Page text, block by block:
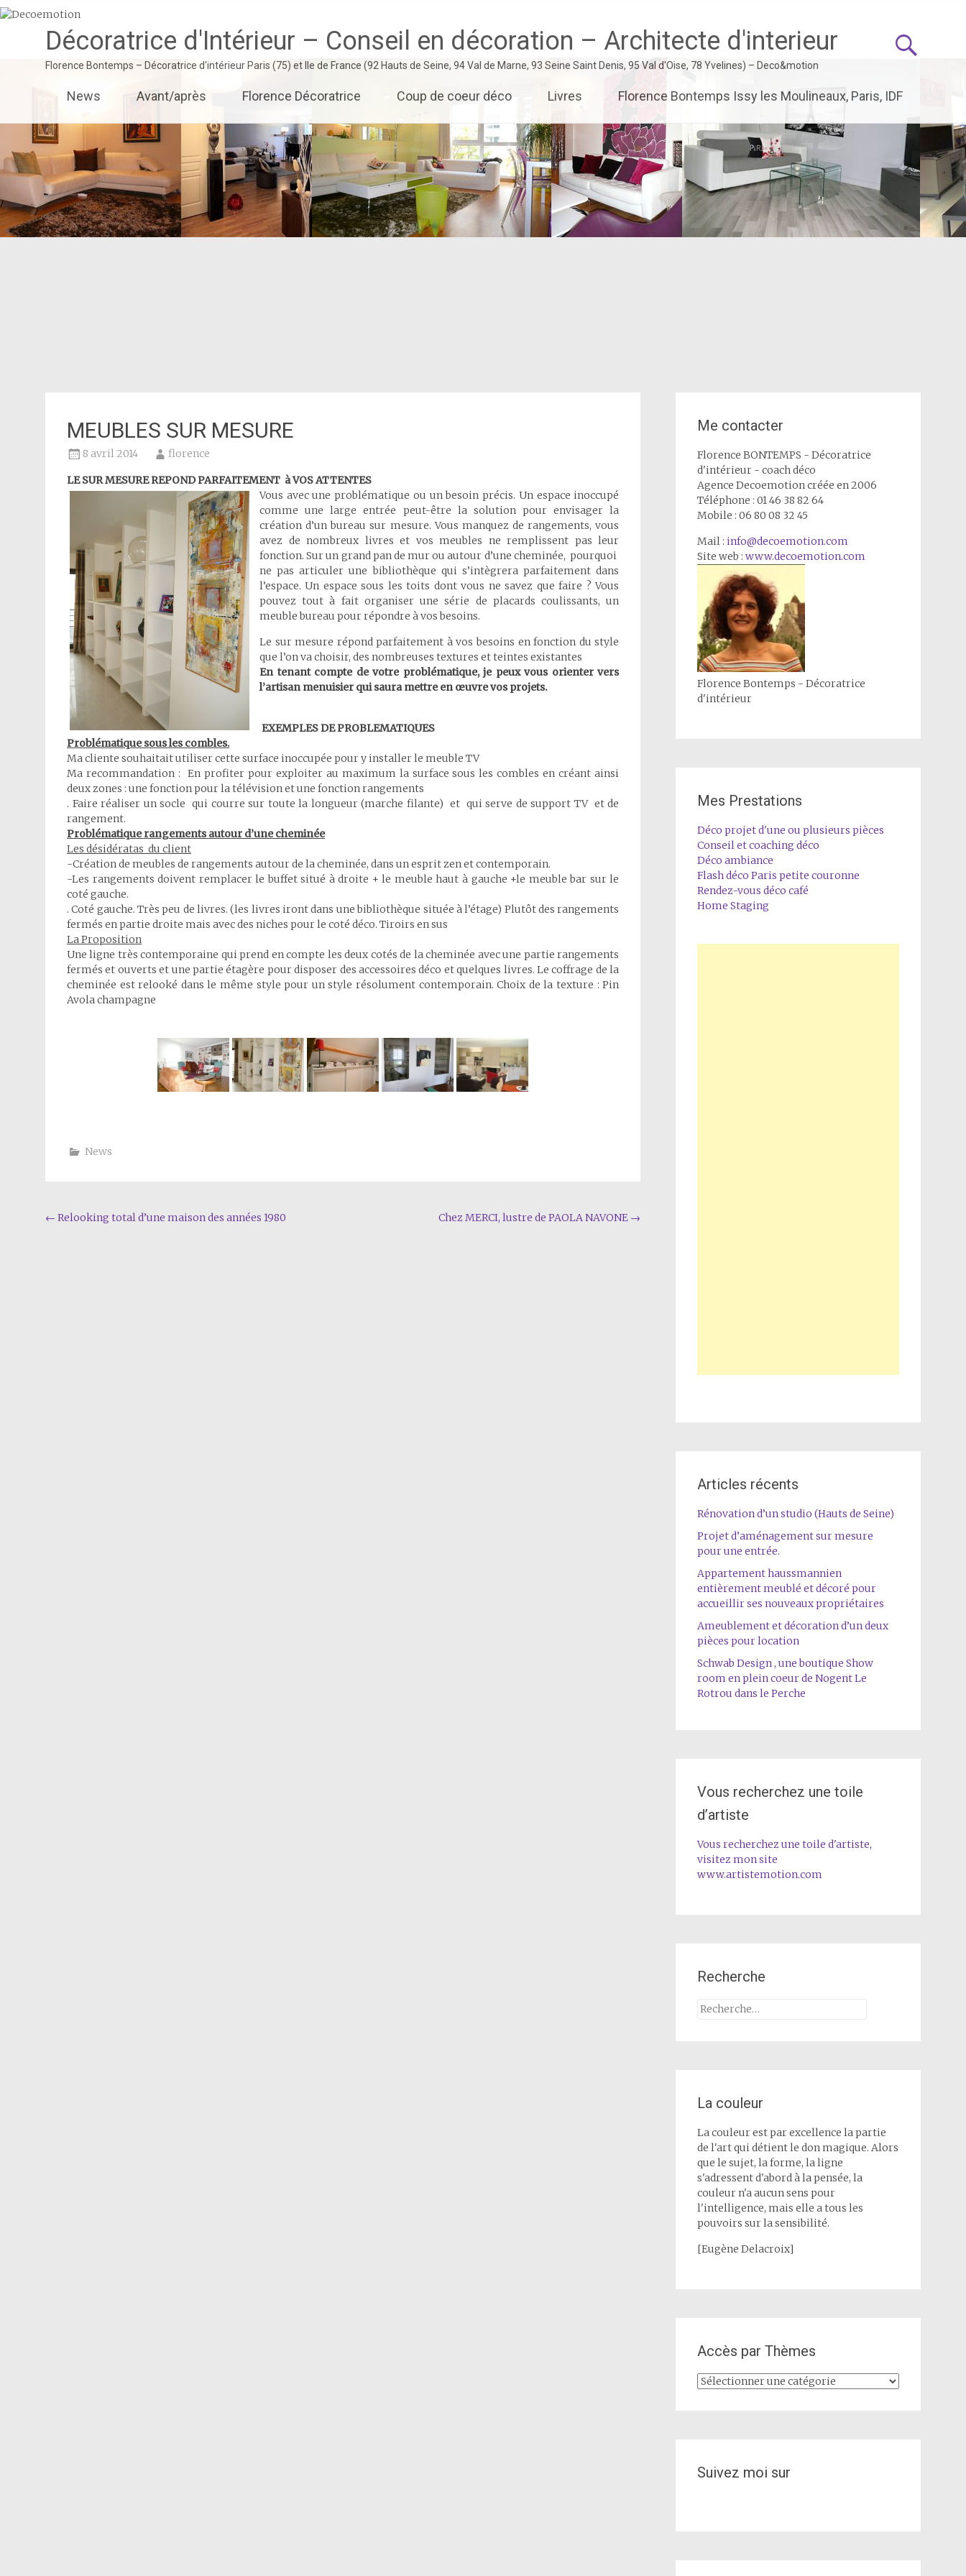
Décoratrice d'Intérieur – Conseil en décoration – Architecte d'interieur
Florence Bontemps – Décoratrice d'intérieur Paris (75) et Ile de France (92 Hauts de Seine, 94 Val de Marne, 93 Seine Saint Denis, 95 Val d'Oise, 78 Yvelines) – Deco&motion
au
principal
News Avant/après Florence Décoratrice Coup de coeur déco Livres Florence Bontemps Issy les Moulineaux, Paris, IDF
MEUBLES SUR MESURE
8 avril 2014 florence
LE SUR MESURE REPOND PARFAITEMENT à VOS ATTENTES
Vous avec une problématique ou un besoin précis. Un espace inoccupé
comme une large entrée peut-être la solution pour envisager la
création d’un bureau sur mesure. Vous manquez de rangements, vous
avez de nombreux livres et vos meubles ne remplissent pas leur
fonction. Sur un grand pan de mur ou autour d’une cheminée, pourquoi
ne pas articuler une bibliothèque qui s’intègrera parfaitement dans
l’espace. Un espace sous les toits dont vous ne savez que faire ? Vous
pouvez tout à fait organiser une série de placards coulissants, un
meuble bureau pour répondre à vos besoins.
Le sur mesure répond parfaitement à vos besoins en fonction du style
que l’on va choisir, des nombreuses textures et teintes existantes
En tenant compte de votre problématique, je peux vous orienter vers
l’artisan menuisier qui saura mettre en œuvre vos projets.
EXEMPLES DE PROBLEMATIQUES
Problématique sous les combles.
Ma cliente souhaitait utiliser cette surface inoccupée pour y installer le meuble TV
Ma recommandation : En profiter pour exploiter au maximum la surface sous les combles en créant ainsi
deux zones : une fonction pour la télévision et une fonction rangements
. Faire réaliser un socle qui courre sur toute la longueur (marche filante) et qui serve de support TV et de
rangement.
Problématique rangements autour d’une cheminée
Les désidératas du client
-Création de meubles de rangements autour de la cheminée, dans un esprit zen et contemporain.
-Les rangements doivent remplacer le buffet situé à droite + le meuble haut à gauche +le meuble bar sur le
coté gauche.
. Coté gauche. Très peu de livres. (les livres iront dans une bibliothèque située à l’étage) Plutôt des rangements
fermés en partie droite mais avec des niches pour le coté déco. Tiroirs en sus
La Proposition
Une ligne très contemporaine qui prend en compte les deux cotés de la cheminée avec une partie rangements
fermés et ouverts et une partie étagère pour disposer des accessoires déco et quelques livres. Le coffrage de la
cheminée est relooké dans le même style pour un style résolument contemporain. Choix de la texture : Pin
Avola champagne
News
Navigation
← Relooking total d’une maison des années 1980 Chez MERCI, lustre de PAOLA NAVONE →
Me contacter
Florence BONTEMPS - Décoratrice
d'intérieur - coach déco
Agence Decoemotion créée en 2006
Téléphone : 01 46 38 82 64
Mobile : 06 80 08 32 45
Mail : info@decoemotion.com
Site web : www.decoemotion.com
Florence Bontemps - Décoratrice
d'intérieur
Mes Prestations
Déco projet d'une ou plusieurs pièces
Conseil et coaching déco
Déco ambiance
Flash déco Paris petite couronne
Rendez-vous déco café
Home Staging
Articles récents
Rénovation d’un studio (Hauts de Seine)
Projet d’aménagement sur mesure
pour une entrée.
Appartement haussmannien
entièrement meublé et décoré pour
accueillir ses nouveaux propriétaires
Ameublement et décoration d’un deux
pièces pour location
Schwab Design , une boutique Show
room en plein coeur de Nogent Le
Rotrou dans le Perche
Vous recherchez une toile
d’artiste
Vous recherchez une toile d'artiste,
visitez mon site
www.artistemotion.com
Recherche
Rechercher :
La couleur
La couleur est par excellence la partie
de l'art qui détient le don magique. Alors
que le sujet, la forme, la ligne
s'adressent d'abord à la pensée, la
couleur n'a aucun sens pour
l'intelligence, mais elle a tous les
pouvoirs sur la sensibilité.
[Eugène Delacroix]
Accès par Thèmes
Accès
Suivez moi sur